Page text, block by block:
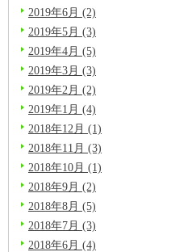
2019年6月 (2)
2019年5月 (3)
2019年4月 (5)
2019年3月 (3)
2019年2月 (2)
2019年1月 (4)
2018年12月 (1)
2018年11月 (3)
2018年10月 (1)
2018年9月 (2)
2018年8月 (5)
2018年7月 (3)
2018年6月 (4)